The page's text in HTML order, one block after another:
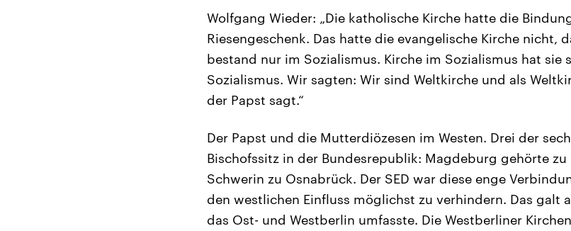
Wolfgang Wieder: „Die katholische Kirche hatte die
Riesengeschenk. Das hatte die evangelische Kirche nicht,
bestand nur im Sozialismus. Kirche im Sozialismus hat sie
Sozialismus. Wir sagten: Wir sind Weltkirche und als
der Papst sagt.“
Der Papst und die Mutterdiözesen im Westen. Drei der
Bischofssitz in der Bundesrepublik: Magdeburg gehörte zu
Schwerin zu Osnabrück. Der SED war diese enge
den westlichen Einfluss möglichst zu verhindern. Das galt
das Ost- und Westberlin umfasste. Die Westberliner